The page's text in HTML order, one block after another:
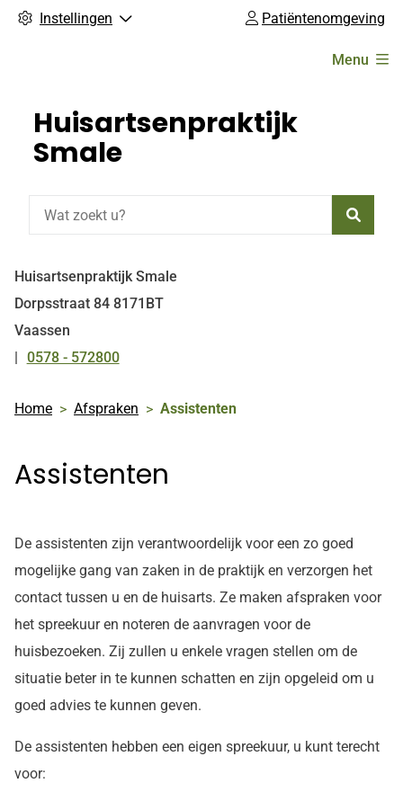
Instellingen Patiëntenomgeving
Menu
Huisartsenpraktijk
Smale
Huisartsenpraktijk Smale
Dorpsstraat 84 8171BT
Vaassen
Tel:
0578 - 572800
Home Afspraken Assistenten
Assistenten
De assistenten zijn verantwoordelijk voor een zo goed
mogelijke gang van zaken in de praktijk en verzorgen het
contact tussen u en de huisarts. Ze maken afspraken voor
het spreekuur en noteren de aanvragen voor de
huisbezoeken. Zij zullen u enkele vragen stellen om de
situatie beter in te kunnen schatten en zijn opgeleid om u
goed advies te kunnen geven.
De assistenten hebben een eigen spreekuur, u kunt terecht
voor: